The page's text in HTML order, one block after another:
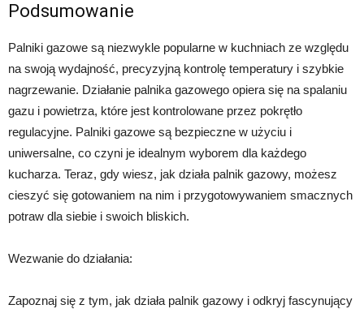
Podsumowanie
Palniki gazowe są niezwykle popularne w kuchniach ze względu
na swoją wydajność, precyzyjną kontrolę temperatury i szybkie
nagrzewanie. Działanie palnika gazowego opiera się na spalaniu
gazu i powietrza, które jest kontrolowane przez pokrętło
regulacyjne. Palniki gazowe są bezpieczne w użyciu i
uniwersalne, co czyni je idealnym wyborem dla każdego
kucharza. Teraz, gdy wiesz, jak działa palnik gazowy, możesz
cieszyć się gotowaniem na nim i przygotowywaniem smacznych
potraw dla siebie i swoich bliskich.
Wezwanie do działania:
Zapoznaj się z tym, jak działa palnik gazowy i odkryj fascynujący